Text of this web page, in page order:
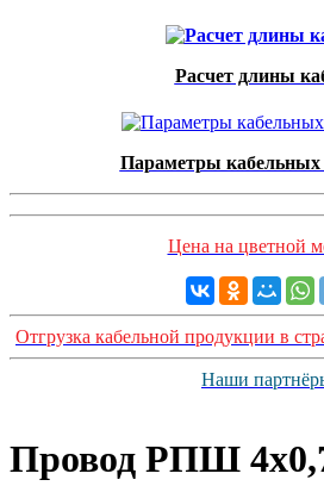
Расчет длины
Параметры кабельных
Цена на цветной
Отгрузка кабельной продукции в
Наши
Провод РПШ